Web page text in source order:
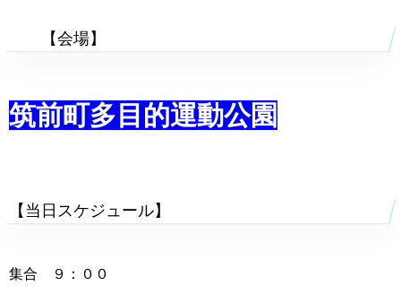
【会場】
筑前町多目的運動公園
【当日スケジュール】
集合 ９：００